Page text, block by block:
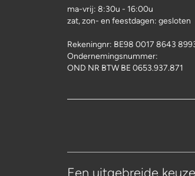
ma-vrij: 8:30u - 16:00u
zat, zon- en feestdagen: gesloten
Rekeningnr: BE98 0017 8643
Ondernemingsnummer:
OND NR BTW BE 0653.937.871
Een uitgebreide